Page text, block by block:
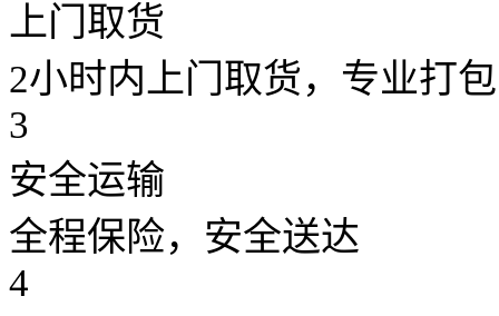
上门取货
2小时内上门取货，专业打包
3
安全运输
全程保险，安全送达
4